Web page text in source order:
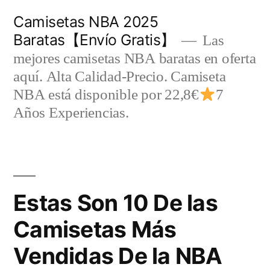
contenido
Camisetas NBA 2025
Baratas【Envío Gratis】
Las
mejores camisetas NBA baratas en oferta
aquí. Alta Calidad-Precio. Camiseta
NBA está disponible por 22,8€
7
Años Experiencias.
Estas Son 10 De las
Camisetas Más
Vendidas De la NBA